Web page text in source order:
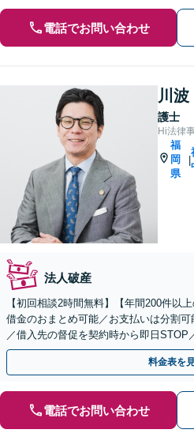
電話でお問い合わせ
川波
護士
Hi法律
福
岡
県
|
法人破産
【初回相談2時間無料】【年間200件以
借金のおまとめ可能／お支払いは分割
／借入先の督促を契約時から即日STOP
破産・法人破産の対応可／【完全個室】
料金表を
電話でお問い合わせ